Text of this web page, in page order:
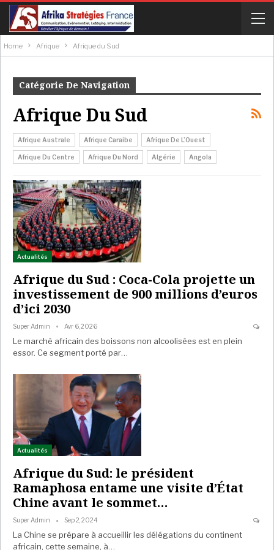
Home Afrique Afrique du Sud
Catégorie De Navigation
Afrique Du Sud
Afrique Australe Afrique Caraibe Afrique De L’Ouest
Afrique Du Centre Afrique Du Nord Algérie Angola
Actualités
Afrique du Sud : Coca-Cola projette un
investissement de 900 millions d’euros
d’ici 2030
Super Admin Avr 6, 2026
Le marché africain des boissons non alcoolisées est en plein
essor. Ce segment porté par…
Actualités
Afrique du Sud: le président
Ramaphosa entame une visite d’État
Chine avant le sommet…
Super Admin Sep 2, 2024
La Chine se prépare à accueillir les délégations du continent
africain, cette semaine, à…